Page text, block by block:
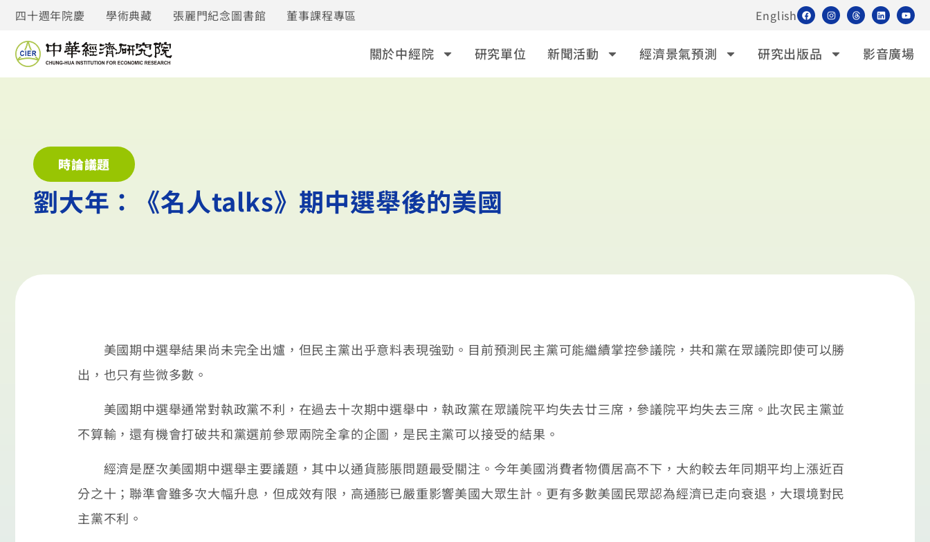
四十週年院慶 學術典藏 張麗門紀念圖書館 董事課程專區 English
關於中經院 研究單位 新聞活動 經濟景氣預測 研究出版品 影音廣場
時論議題
劉大年：《名人talks》期中選舉後的美國
美國期中選舉結果尚未完全出爐，但民主黨出乎意料表現強勁。目前預測民主黨可能繼續掌控參議院，共和黨在眾議院即使可以勝
出，也只有些微多數。
美國期中選舉通常對執政黨不利，在過去十次期中選舉中，執政黨在眾議院平均失去廿三席，參議院平均失去三席。此次民主黨並
不算輸，還有機會打破共和黨選前參眾兩院全拿的企圖，是民主黨可以接受的結果。
經濟是歷次美國期中選舉主要議題，其中以通貨膨脹問題最受關注。今年美國消費者物價居高不下，大約較去年同期平均上漲近百
分之十；聯準會雖多次大幅升息，但成效有限，高通膨已嚴重影響美國大眾生計。更有多數美國民眾認為經濟已走向衰退，大環境對民
主黨不利。